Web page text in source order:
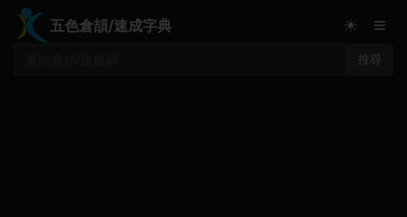
五色倉頡/速成字典
搜尋
☀ ≡